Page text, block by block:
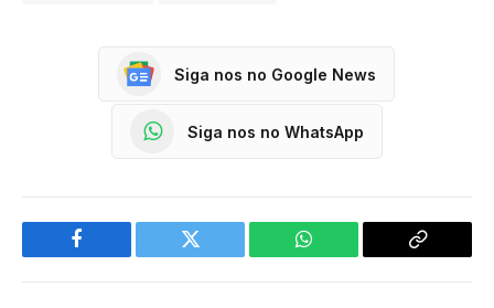
Siga nos no Google News
Siga nos no WhatsApp
Facebook Twitter WhatsApp
Copy